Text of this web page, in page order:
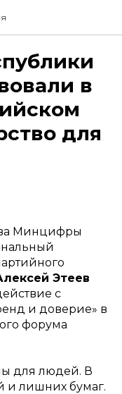
в
для
Минцифры
Этеев
с
и доверие» в
форума
для людей. В
и лишних бумаг.